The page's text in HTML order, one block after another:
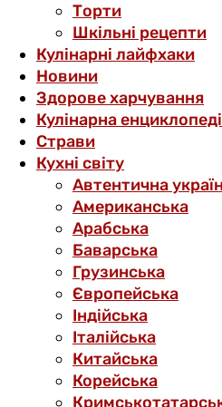
Торти
Шкільні рецепти
Кулінарні лайфхаки
Новини
Здорове харчування
Кулінарна
Страви
Кухні світу
Автентична
Американська
Арабська
Баварська
Грузинська
Європейська
Індійська
Італійська
Китайська
Корейська